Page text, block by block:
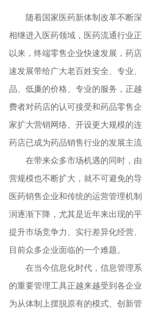
随着国家医药新体制改革不断深
相继进入医药领域，医药流通行业
以来，终端零售企业快速发展，药
速发展带给广大老百姓安全、专业
品、低廉的价格、专业的服务，正
费者对药店的认可接受和药品零售
家扩大营销网络、开设更大规模的
药店已成为药品销售行业的发展主流
在带来众多市场机遇的同时，由
营规模也不断扩大，就不可避免的
医药销售企业和传统的运营管理机
润逐渐下降，尤其是近年来出现的
提升市场竞争力、实行差异化经营
目前众多企业面临的一个难题。
在当今信息化时代，信息管理系
的重要管理工具正越来越受到各企
为从体制上摆脱原有的模式、创新